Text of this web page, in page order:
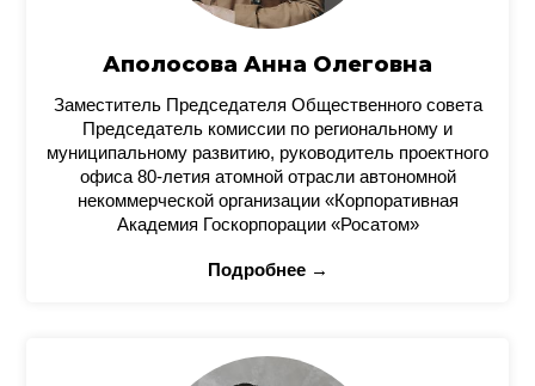
Аполосова Анна Олеговна
Заместитель Председателя Общественного совета
Председатель комиссии по региональному и
муниципальному развитию, руководитель проектного
офиса 80-летия атомной отрасли автономной
некоммерческой организации «Корпоративная
Академия Госкорпорации «Росатом»
Подробнее →